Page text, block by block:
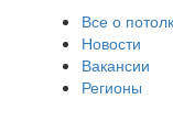
Все о
Новости
Вакансии
Регионы